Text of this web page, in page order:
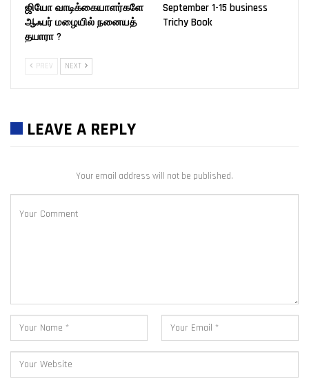
ஜியோ வாடிக்கையாளர்களே
ஆஃபர் மழையில் நனையத்
தயாரா ?
September 1-15 business
Trichy Book
PREV NEXT
LEAVE A REPLY
Your email address will not be published.